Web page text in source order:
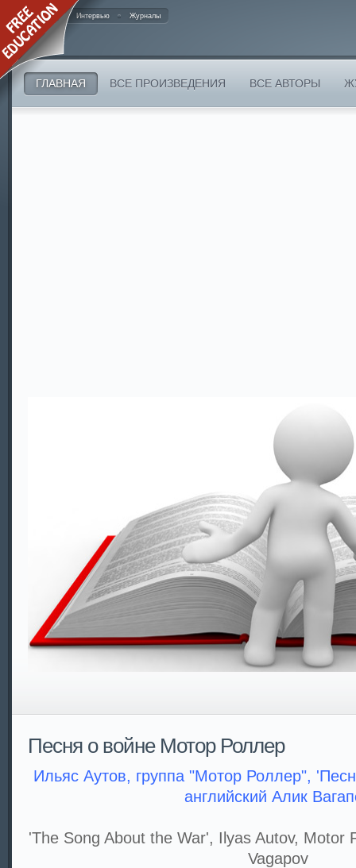
Карта сайта Интервью Журналы
ГЛАВНАЯ ВСЕ ПРОИЗВЕДЕНИЯ ВСЕ АВТОРЫ
Песня о войне Мотор Роллер
Ильяс Аутов, группа "Мотор Роллер",
английский Алик
'The Song About the War', Ilyas Autov, Motor
Vagapov